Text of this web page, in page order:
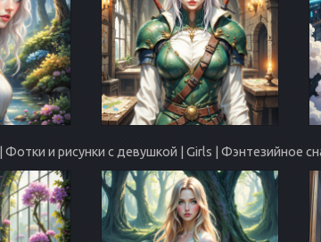
| Фотки и рисунки с девушкой | Girls | Фэнтезийное